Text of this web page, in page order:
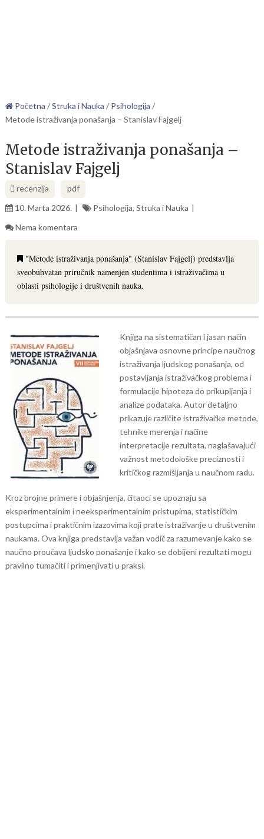
Početna /Struka i Nauka / Psihologija /
Metode istraživanja ponašanja – Stanislav Fajgelj
Metode istraživanja ponašanja –
Stanislav Fajgelj
recenzija
pdf
10. Marta 2026.
Psihologija, Struka i Nauka
Nema komentara
"Metode istraživanja ponašanja" (Stanislav Fajgelj) predstavlja
sveobuhvatan priručnik namenjen studentima i istraživačima u
oblasti psihologije i društvenih nauka.
Knjiga na sistematičan i jasan način
objašnjava osnovne principe naučnog
istraživanja ljudskog ponašanja, od
postavljanja istraživačkog problema i
formulacije hipoteza do prikupljanja i
analize podataka. Autor detaljno
prikazuje različite istraživačke metode,
tehnike merenja i načine
interpretacije rezultata, naglašavajući
važnost metodološke preciznosti i
kritičkog razmišljanja u naučnom radu.
Kroz brojne primere i objašnjenja, čitaoci se upoznaju sa
eksperimentalnim i neeksperimentalnim pristupima, statističkim
postupcima i praktičnim izazovima koji prate istraživanje u društvenim
naukama. Ova knjiga predstavlja važan vodič za razumevanje kako se
naučno proučava ljudsko ponašanje i kako se dobijeni rezultati mogu
pravilno tumačiti i primenjivati u praksi.